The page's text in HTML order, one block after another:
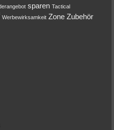
sparen Tactical
Werbewirksamkeit Zone Zubehör